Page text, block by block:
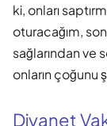
ki, onları
oturacağım,
sağlarından ve
onların çoğunu
Diyanet